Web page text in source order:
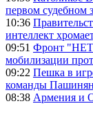
первом судебном
10:36
интеллект
09:51 Фронт
мобилизации
09:22 Пешка в
команды
08:38 Армения и